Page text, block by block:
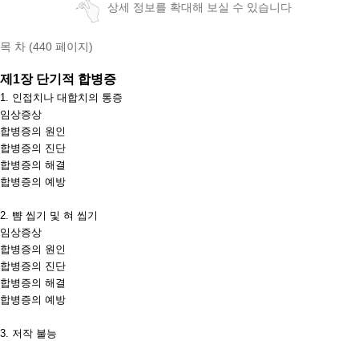
상세 정보를 확대해 보실 수 있습니다
목 차 (440 페이지)
제 1장 단기적 합병증
1. 인접치나 대합치의 통증
임상증상
합병증의 원인
합병증의 진단
합병증의 해결
합병증의 예방
2. 뺨 씹기 및 혀 씹기
임상증상
합병증의 원인
합병증의 진단
합병증의 해결
합병증의 예방
3. 저작 불능